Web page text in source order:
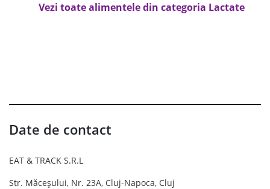
Vezi toate alimentele din categoria Lactate
Date de contact
EAT & TRACK S.R.L
Str. Măceșului, Nr. 23A, Cluj-Napoca, Cluj